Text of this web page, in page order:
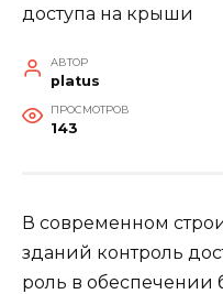
АВТОР
platus
ПРОСМОТРОВ
143
В современном
зданий контроль
роль в обеспечении